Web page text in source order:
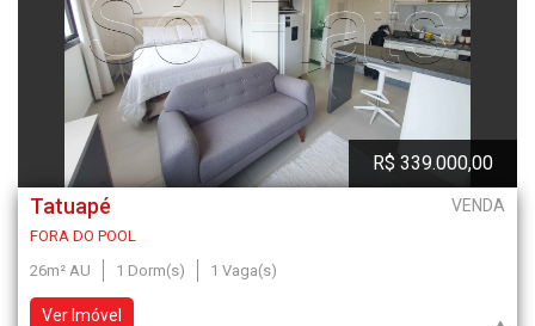
Tatuapé VENDA
R$ 339.000,00
FORA DO POOL
26m² AU
1 Dorm(s) 1 Vaga(s)
Ver Imóvel